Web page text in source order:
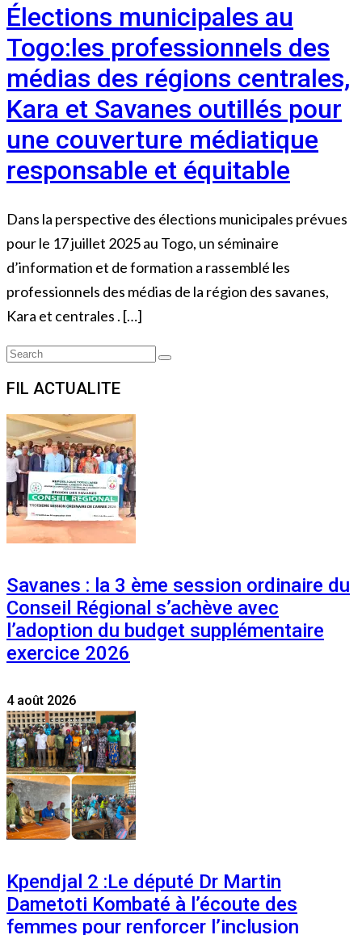
Élections municipales au
Togo:les professionnels des
médias des régions centrales,
Kara et Savanes outillés pour
une couverture médiatique
responsable et équitable
Dans la perspective des élections municipales prévues
pour le 17 juillet 2025 au Togo, un séminaire
d’information et de formation a rassemblé les
professionnels des médias de la région des savanes,
Kara et centrales . […]
Search
Search
FIL ACTUALITE
Savanes : la 3 ème session ordinaire du
Conseil Régional s’achève avec
l’adoption du budget supplémentaire
exercice 2026
4 août 2026
Kpendjal 2 :Le député Dr Martin
Dametoti Kombaté à l’écoute des
femmes pour renforcer l’inclusion